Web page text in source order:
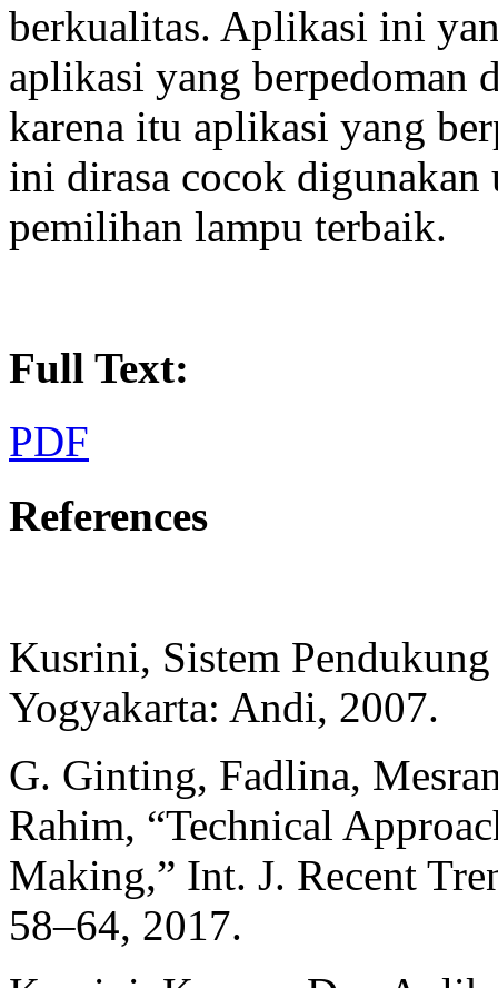
berkualitas. Aplikasi ini
aplikasi yang berpedoman
karena itu aplikasi yang
ini dirasa cocok
pemilihan lampu terbaik.
Full Text:
PDF
References
Kusrini, Sistem
Yogyakarta: Andi, 2007.
G. Ginting, Fadlina,
Rahim, “Technical
Making,” Int. J. Recent
58–64, 2017.